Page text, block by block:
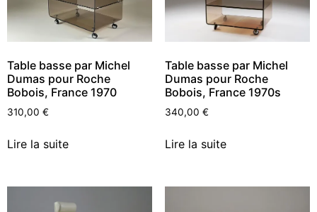
Table basse par Michel
Dumas pour Roche
Bobois, France 1970
310,00 €
Lire la suite
Table basse par Michel
Dumas pour Roche
Bobois, France 1970s
340,00 €
Lire la suite